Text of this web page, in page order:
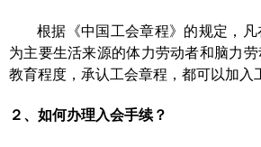
根据《中国工会章程》的规定，
为主要生活来源的体力劳动者和脑力
教育程度，承认工会章程，都可以加入
２、如何办理入会手续？